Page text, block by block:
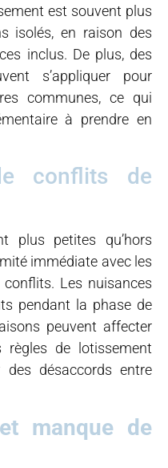
est souvent plus
isolés, en raison des
inclus. De plus, des
s’appliquer pour
communes, ce qui
à prendre en
conflits de
plus petites qu’hors
immédiate avec les
Les nuisances
pendant la phase de
peuvent affecter
de lotissement
des désaccords entre
manque de